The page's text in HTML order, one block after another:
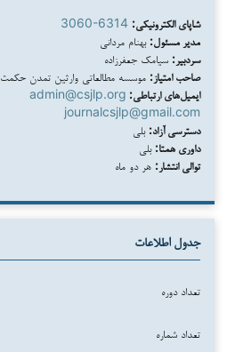
شاپای الکترونیکی: 3060-6314
مدیر مسئول: بهنام مردانی
سردبیر: سیامک جعفرزاده
صاحب امتیاز: موسسه مطالعاتی وارثین تمدن حکمت
ایمیل‌های ارتباطی: admin@csjlp.org
journalcsjlp@gmail.com
دسترسی آزاد: بلی
داوری همتا: بلی
توالی انتشار: هر دو ماه
جدول اطلاعات
تعداد دوره
تعداد شماره